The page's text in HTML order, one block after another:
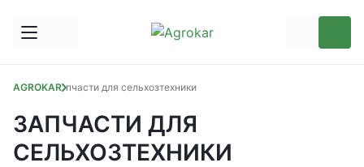
AGROKARЗапчасти для сельхозтехники
ЗАПЧАСТИ ДЛЯ
СЕЛЬХОЗТЕХНИКИ